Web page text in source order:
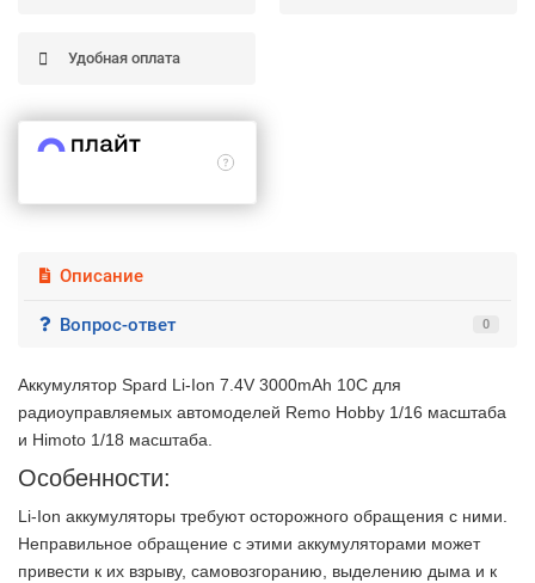
Удобная оплата
Описание
Вопрос-ответ 0
Аккумулятор Spard Li-Ion 7.4V 3000mAh 10C для
радиоуправляемых автомоделей Remo Hobby 1/16 масштаба
и Himoto 1/18 масштаба.
Особенности:
Li-Ion аккумуляторы требуют осторожного обращения с ними.
Неправильное обращение с этими аккумуляторами может
привести к их взрыву, самовозгоранию, выделению дыма и к